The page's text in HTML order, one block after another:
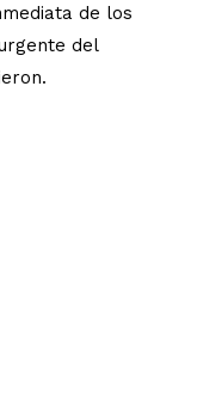
de los
del